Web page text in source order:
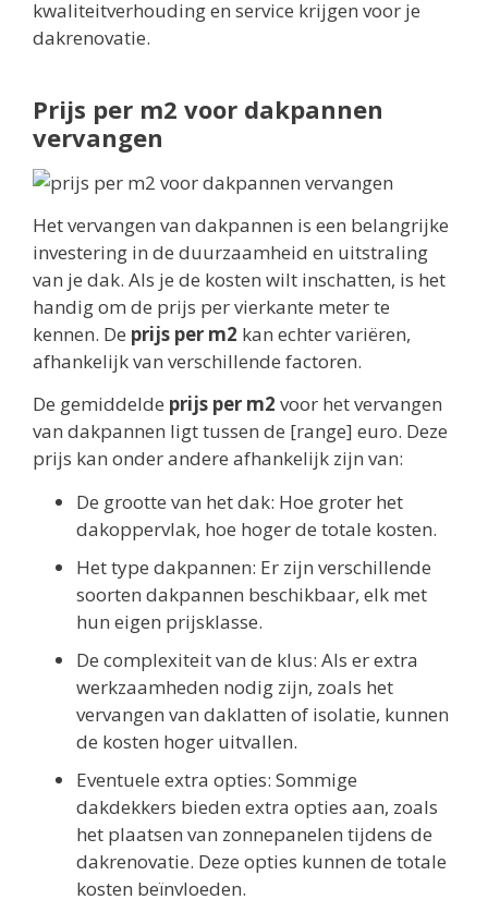
kwaliteitverhouding en service krijgen voor je
dakrenovatie.
Prijs per m2 voor dakpannen
vervangen
Het vervangen van dakpannen is een belangrijke
investering in de duurzaamheid en uitstraling
van je dak. Als je de kosten wilt inschatten, is het
handig om de prijs per vierkante meter te
kennen. De prijs per m2 kan echter variëren,
afhankelijk van verschillende factoren.
De gemiddelde prijs per m2 voor het vervangen
van dakpannen ligt tussen de [range] euro. Deze
prijs kan onder andere afhankelijk zijn van:
De grootte van het dak: Hoe groter het
dakoppervlak, hoe hoger de totale kosten.
Het type dakpannen: Er zijn verschillende
soorten dakpannen beschikbaar, elk met
hun eigen prijsklasse.
De complexiteit van de klus: Als er extra
werkzaamheden nodig zijn, zoals het
vervangen van daklatten of isolatie, kunnen
de kosten hoger uitvallen.
Eventuele extra opties: Sommige
dakdekkers bieden extra opties aan, zoals
het plaatsen van zonnepanelen tijdens de
dakrenovatie. Deze opties kunnen de totale
kosten beïnvloeden.